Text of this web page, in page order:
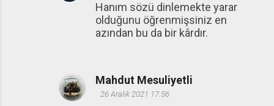
Hanım sözü dinlemekte yarar
olduğunu öğrenmişsiniz en
azından bu da bir kârdır.
Mahdut Mesuliyetli
26 Aralık 2021 17:56